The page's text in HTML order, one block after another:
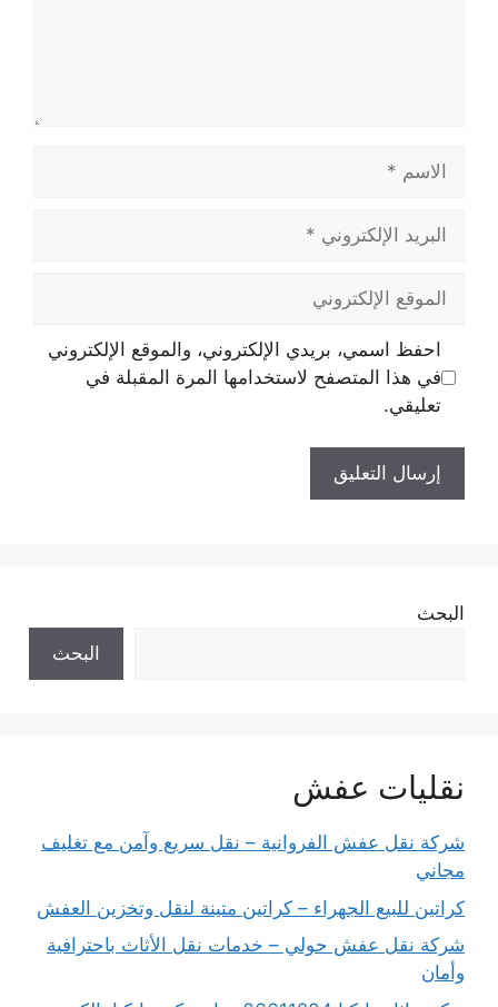
الإلكتروني
الإلكتروني
احفظ اسمي، بريدي الإلكتروني، والموقع الإلكتروني
في هذا المتصفح لاستخدامها المرة المقبلة في
تعليقي.
البحث
البحث
نقليات عفش
شركة نقل عفش الفروانية – نقل سريع وآمن مع تغليف
مجاني
كراتين للبيع الجهراء – كراتين متينة لنقل وتخزين العفش
شركة نقل عفش حولي – خدمات نقل الأثاث باحترافية
وأمان